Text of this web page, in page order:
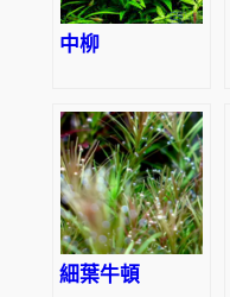
中柳
細葉牛頓